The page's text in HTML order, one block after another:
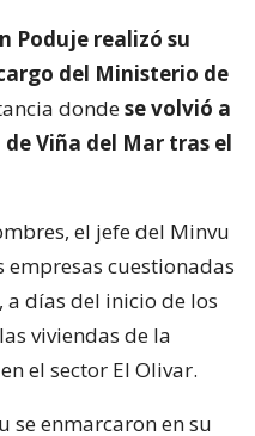
Poduje realizó su
del Ministerio de
dondese volvió a
Viña del Mar tras el
el jefe del Minvu
empresas cuestionadas
días del inicio de los
viviendas de la
el sector El Olivar.
se enmarcaron en su